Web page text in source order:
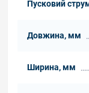
Пусковий
Довжина, мм
Ширина, мм